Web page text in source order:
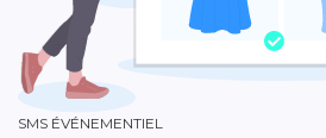
SMS ÉVÉNEMENTIEL